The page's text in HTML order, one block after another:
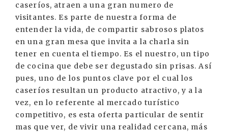
caseríos, atraen a una gran numero de
visitantes. Es parte de nuestra forma de
entender la vida, de compartir sabrosos platos
en una gran mesa que invita a la charla sin
tener en cuenta el tiempo. Es el nuestro, un tipo
de cocina que debe ser degustado sin prisas. Así
pues, uno de los puntos clave por el cual los
caseríos resultan un producto atractivo, y a la
vez, en lo referente al mercado turístico
competitivo, es esta oferta particular de sentir
mas que ver, de vivir una realidad cercana, más